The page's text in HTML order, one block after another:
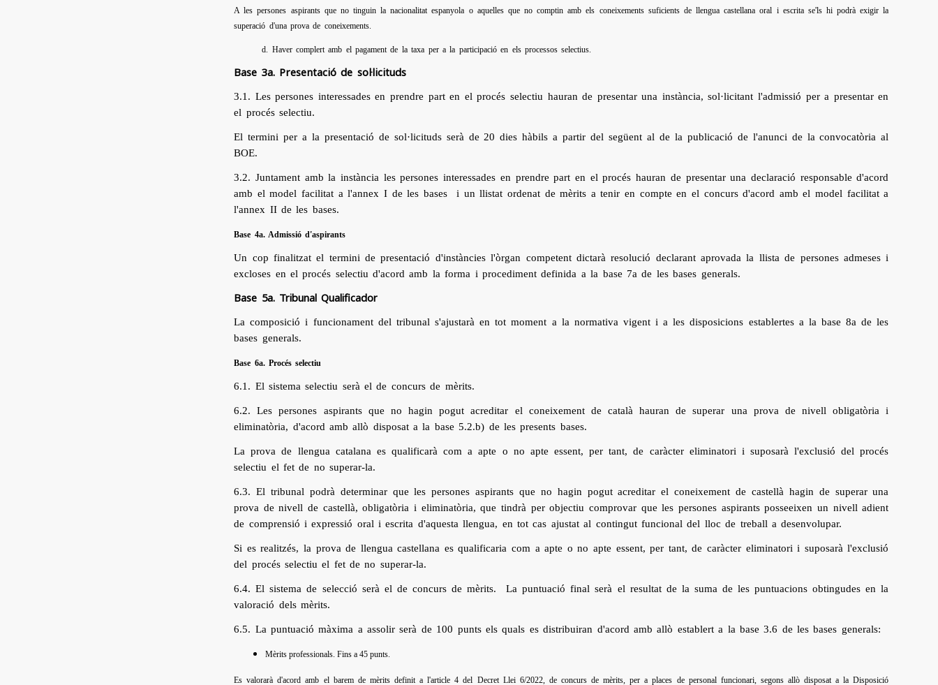
A les persones aspirants que no tinguin la nacionalitat espanyola o aquelles que no comptin amb els coneixements suficients de llengua castellana oral i escrita se'ls hi podrà exigir la
superació d'una prova de coneixements.
d. Haver complert amb el pagament de la taxa per a la participació en els processos selectius.
Base 3a. Presentació de sol·licituds
3.1. Les persones interessades en prendre part en el procés selectiu hauran de presentar una instància, sol·licitant l'admissió per a presentar en
el procés selectiu.
El termini per a la presentació de sol·licituds serà de 20 dies hàbils a partir del següent al de la publicació de l'anunci de la convocatòria al
BOE.
3.2. Juntament amb la instància les persones interessades en prendre part en el procés hauran de presentar una declaració responsable d'acord
amb el model facilitat a l'annex I de les bases i un llistat ordenat de mèrits a tenir en compte en el concurs d'acord amb el model facilitat a
l'annex II de les bases.
Base 4a. Admissió d'aspirants
Un cop finalitzat el termini de presentació d'instàncies l'òrgan competent dictarà resolució declarant aprovada la llista de persones admeses i
excloses en el procés selectiu d'acord amb la forma i procediment definida a la base 7a de les bases generals.
Base 5a. Tribunal Qualificador
La composició i funcionament del tribunal s'ajustarà en tot moment a la normativa vigent i a les disposicions establertes a la base 8a de les
bases generals.
Base 6a. Procés selectiu
6.1. El sistema selectiu serà el de concurs de mèrits.
6.2. Les persones aspirants que no hagin pogut acreditar el coneixement de català hauran de superar una prova de nivell obligatòria i
eliminatòria, d'acord amb allò disposat a la base 5.2.b) de les presents bases.
La prova de llengua catalana es qualificarà com a apte o no apte essent, per tant, de caràcter eliminatori i suposarà l'exclusió del procés
selectiu el fet de no superar-la.
6.3. El tribunal podrà determinar que les persones aspirants que no hagin pogut acreditar el coneixement de castellà hagin de superar una
prova de nivell de castellà, obligatòria i eliminatòria, que tindrà per objectiu comprovar que les persones aspirants posseeixen un nivell adient
de comprensió i expressió oral i escrita d'aquesta llengua, en tot cas ajustat al contingut funcional del lloc de treball a desenvolupar.
Si es realitzés, la prova de llengua castellana es qualificaria com a apte o no apte essent, per tant, de caràcter eliminatori i suposarà l'exclusió
del procés selectiu el fet de no superar-la.
6.4. El sistema de selecció serà el de concurs de mèrits. La puntuació final serà el resultat de la suma de les puntuacions obtingudes en la
valoració dels mèrits.
6.5. La puntuació màxima a assolir serà de 100 punts els quals es distribuiran d'acord amb allò establert a la base 3.6 de les bases generals:
Mèrits professionals. Fins a 45 punts.
Es valorarà d'acord amb el barem de mèrits definit a l'article 4 del Decret Llei 6/2022, de concurs de mèrits, per a places de personal funcionari, segons allò disposat a la Disposició